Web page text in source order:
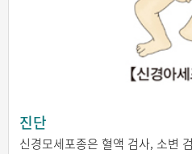
진단
신경모세포종은 혈액 검사, 소변